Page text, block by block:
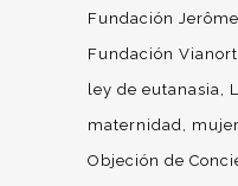
Fundación
Fundación
ley de eutanasia
maternidad
mujer
Objeción de